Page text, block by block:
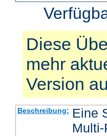
Diese
mehr
Version
Beschreibung: Eine